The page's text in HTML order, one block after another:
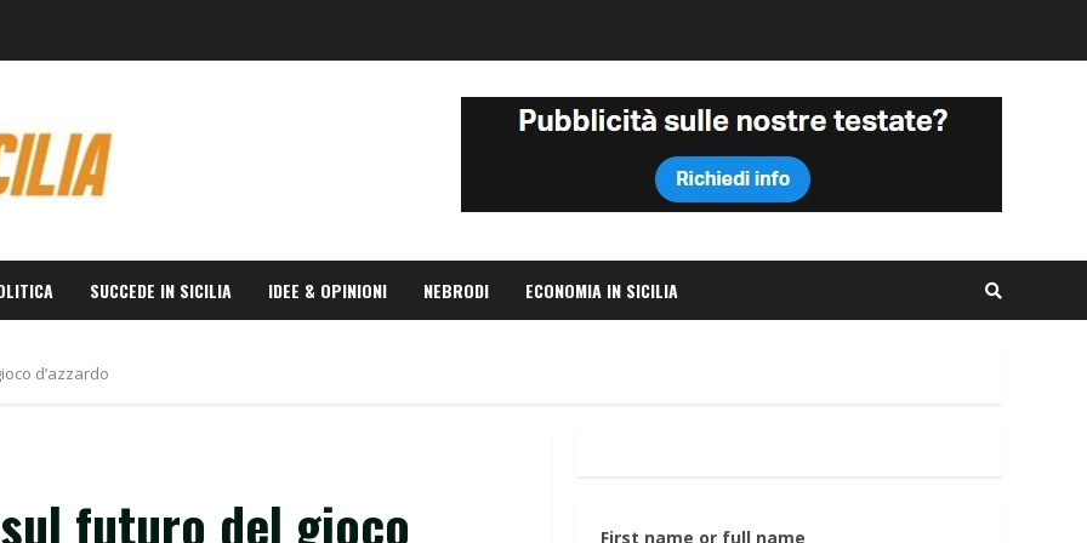
SUCCEDE IN SICILIA IDEE & OPINIONI NEBRODI ECONOMIA IN SICILIA
d’azzardo
futuro del gioco
First name or full name